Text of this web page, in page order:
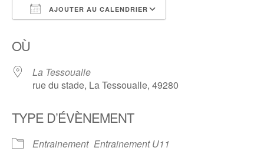
AJOUTER AU CALENDRIER
OÙ
La Tessoualle
rue du stade, La Tessoualle, 49280
TYPE D’ÉVÈNEMENT
Entrainement Entrainement U11